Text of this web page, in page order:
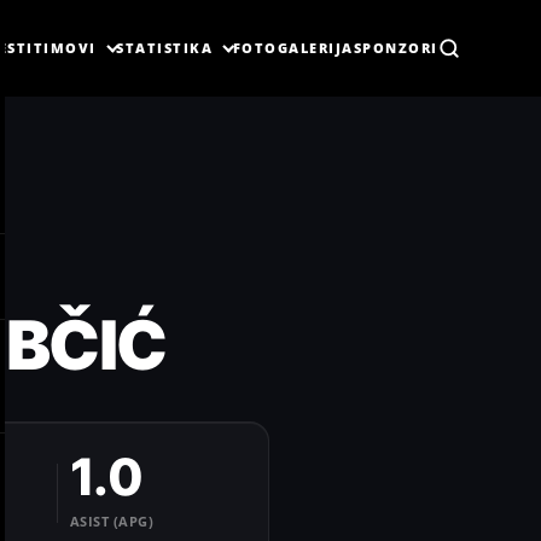
TIMOVI STATISTIKA FOTOGALERIJASPONZORI
1.0
ASIST (APG)